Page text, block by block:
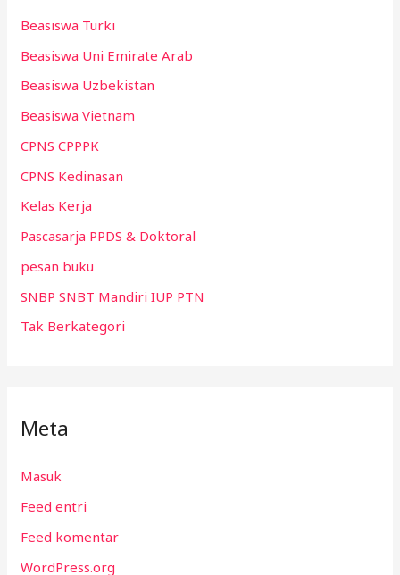
Beasiswa Turki
Beasiswa Uni Emirate Arab
Beasiswa Uzbekistan
Beasiswa Vietnam
CPNS CPPPK
CPNS Kedinasan
Kelas Kerja
Pascasarja PPDS & Doktoral
pesan buku
SNBP SNBT Mandiri IUP PTN
Tak Berkategori
Meta
Masuk
Feed entri
Feed komentar
WordPress.org